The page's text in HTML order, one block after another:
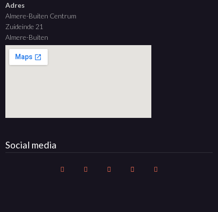
Adres
Almere-Buiten Centrum
Zuideinde 21
Almere-Buiten
Social media